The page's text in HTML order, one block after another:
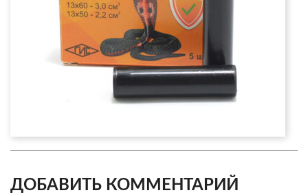
ДОБАВИТЬ КОММЕНТАРИЙ